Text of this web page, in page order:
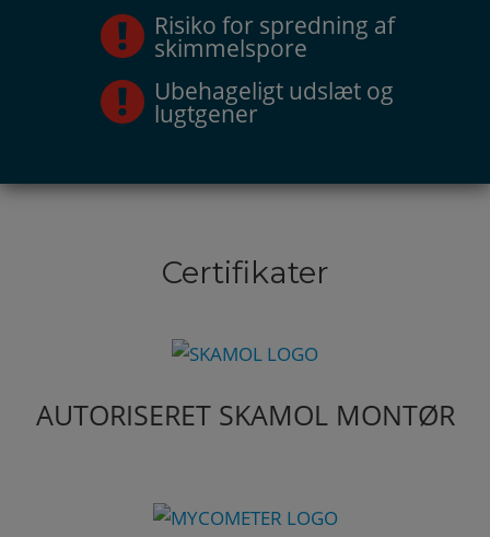
Risiko for spredning af
skimmelspore
Ubehageligt udslæt og
lugtgener
Certifikater
AUTORISERET SKAMOL MONTØR